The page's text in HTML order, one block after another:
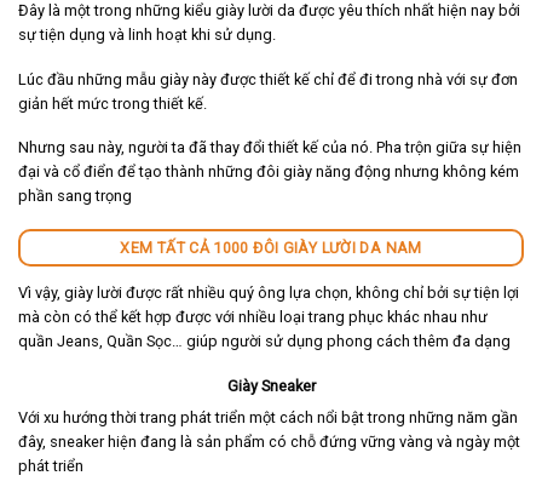
Đây là một trong những kiểu giày lười da được yêu thích nhất hiện nay bởi
sự tiện dụng và linh hoạt khi sử dụng.
Lúc đầu những mẫu giày này được thiết kế chỉ để đi trong nhà với sự đơn
giản hết mức trong thiết kế.
Nhưng sau này, người ta đã thay đổi thiết kế của nó. Pha trộn giữa sự hiện
đại và cổ điển để tạo thành những đôi giày năng động nhưng không kém
phần sang trọng
XEM TẤT CẢ 1000 ĐÔI GIÀY LƯỜI DA NAM
Vì vậy, giày lười được rất nhiều quý ông lựa chọn, không chỉ bởi sự tiện lợi
mà còn có thể kết hợp được với nhiều loại trang phục khác nhau như
quần Jeans, Quần Sọc… giúp người sử dụng phong cách thêm đa dạng
Giày Sneaker
Với xu hướng thời trang phát triển một cách nổi bật trong những năm gần
đây, sneaker hiện đang là sản phẩm có chỗ đứng vững vàng và ngày một
phát triển